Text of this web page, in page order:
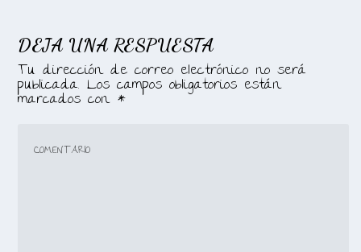
DEJA UNA RESPUESTA
Tu dirección de correo electrónico no será
publicada. Los campos obligatorios están
marcados con *